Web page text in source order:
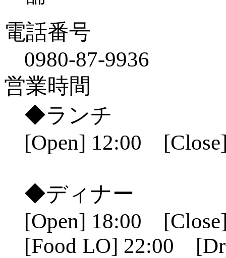
電話番号
0980-87-9936
営業時間
◆ランチ
[Open] 12:00
◆ディナー
[Open] 18:00
[Food LO] 22:00